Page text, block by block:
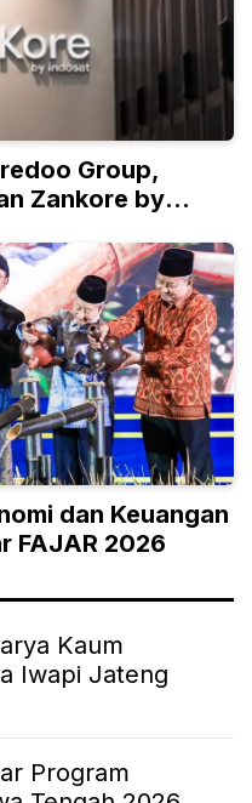
Group,
Zankore by
dan Keuangan
FAJAR 2026
Kaum
Iwapi Jateng
Program